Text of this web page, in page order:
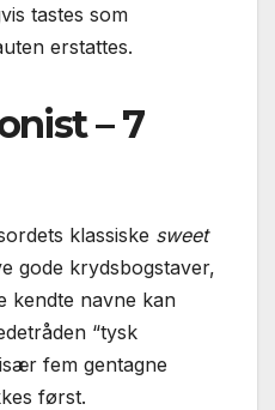
tastes som
erstattes.
– 7
klassiske sweet
gode krydsbogstaver,
kendte navne kan
“tysk
fem gentagne
først.